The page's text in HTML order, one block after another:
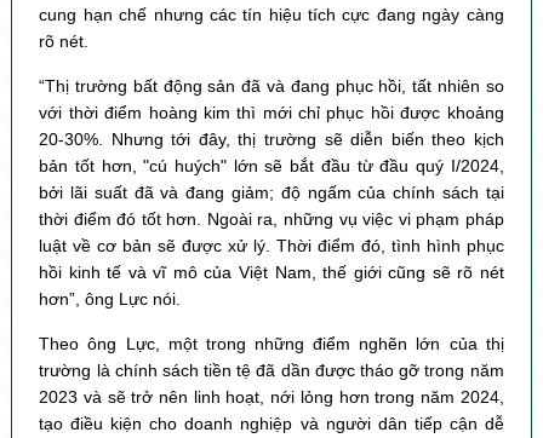
cung hạn chế nhưng các tín hiệu tích cực đang ngày càng
rõ nét.
“Thị trường bất động sản đã và đang phục hồi, tất nhiên so
với thời điểm hoàng kim thì mới chỉ phục hồi được khoảng
20-30%. Nhưng tới đây, thị trường sẽ diễn biến theo kịch
bản tốt hơn, "cú huých" lớn sẽ bắt đầu từ đầu quý I/2024,
bởi lãi suất đã và đang giảm; độ ngấm của chính sách tại
thời điểm đó tốt hơn. Ngoài ra, những vụ việc vi phạm pháp
luật về cơ bản sẽ được xử lý. Thời điểm đó, tình hình phục
hồi kinh tế và vĩ mô của Việt Nam, thế giới cũng sẽ rõ nét
hơn”, ông Lực nói.
Theo ông Lực, một trong những điểm nghẽn lớn của thị
trường là chính sách tiền tệ đã dần được tháo gỡ trong năm
2023 và sẽ trở nên linh hoạt, nới lỏng hơn trong năm 2024,
tạo điều kiện cho doanh nghiệp và người dân tiếp cận dễ